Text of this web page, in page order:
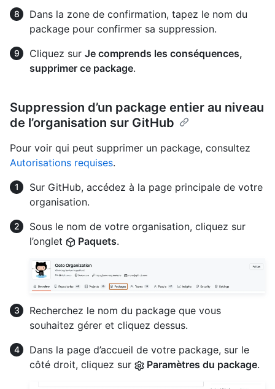
Dans la zone de confirmation, tapez le nom du
package pour confirmer sa suppression.
Cliquez sur Je comprends les conséquences,
supprimer ce package.
Suppression d’un package entier au niveau
de l’organisation sur GitHub
Pour voir qui peut supprimer un package, consultez
Autorisations requises.
Sur GitHub, accédez à la page principale de votre
organisation.
Sous le nom de votre organisation, cliquez sur
l’onglet
Paquets.
Recherchez le nom du package que vous
souhaitez gérer et cliquez dessus.
Dans la page d’accueil de votre package, sur le
côté droit, cliquez sur
Paramètres du package.